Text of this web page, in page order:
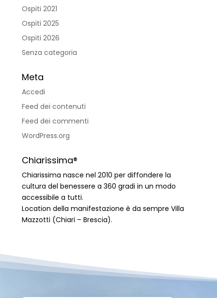
Ospiti 2021
Ospiti 2025
Ospiti 2026
Senza categoria
Meta
Accedi
Feed dei contenuti
Feed dei commenti
WordPress.org
Chiarissima®
Chiarissima nasce nel 2010 per diffondere la
cultura del benessere a 360 gradi in un modo
accessibile a tutti.
Location della manifestazione è da sempre Villa
Mazzotti (Chiari – Brescia).